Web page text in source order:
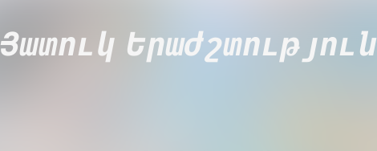
Յատուկ Երաժշտություն